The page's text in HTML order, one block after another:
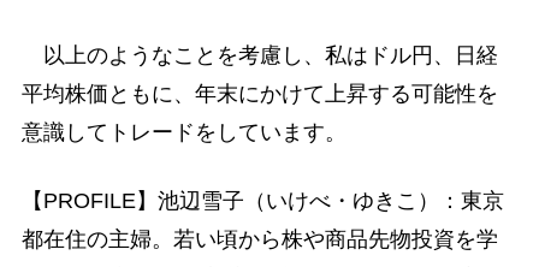
以上のようなことを考慮し、私はドル円、日経
平均株価ともに、年末にかけて上昇する可能性を
意識してトレードをしています。
【PROFILE】池辺雪子（いけべ・ゆきこ）：東京
都在住の主婦。若い頃から株や商品先物投資を学